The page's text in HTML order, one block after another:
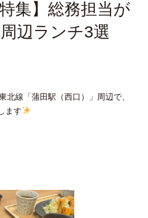
集】総務担当が
辺ランチ3選
北線「蒲田駅（西口）」周辺で、
ます